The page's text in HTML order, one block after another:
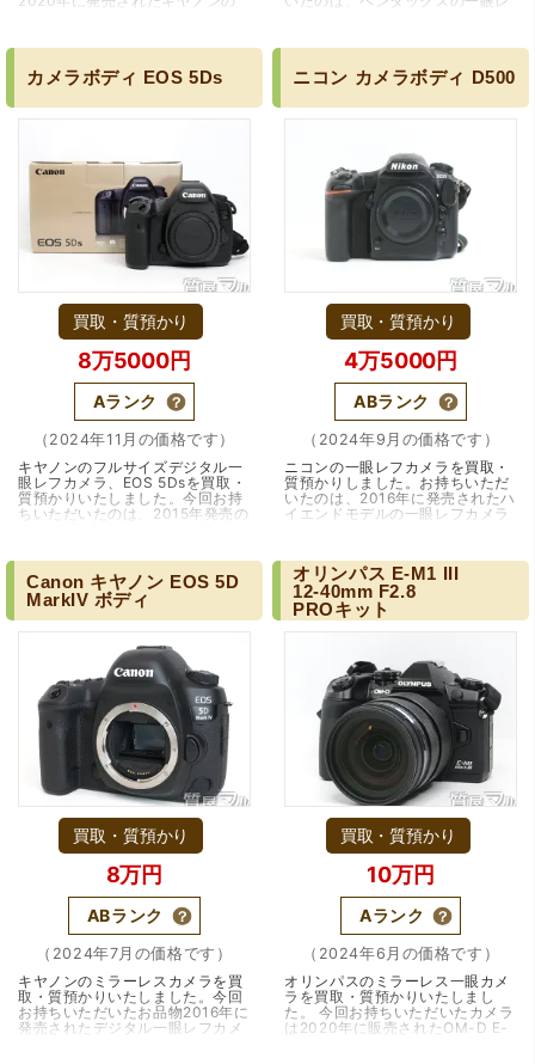
発売された「EOS Ki…（兵庫・伊
です。PENTAX KFは…（大阪・池
カメラボディ EOS 5Ds
買取・質預かり
8万5000円
Aランク
（2024年11月の価格です）
キヤノンのフルサイズデジタル一
眼レフカメラ、EOS 5Dsを買取・
質預かりいたしました。今回お持
ちいただいたのは、2015年発売の
高いモデルで…（大阪・箕面市）
ニコン カメラボディ D500
買取・質預かり
4万5000円
ABランク
（2024年9月の価格です）
ニコンの一眼レフカメラを買取・
質預かりしました。お持ちいただ
いたのは、2016年に発売されたハ
イエンドモデルの一眼レフカメラ
ュア上級者…（兵庫・宝塚・逆瀬
川）
Canon キヤノン EOS 5D
MarkIV ボディ
買取・質預かり
8万円
ABランク
（2024年7月の価格です）
キヤノンのミラーレスカメラを買
取・質預かりいたしました。今回
お持ちいただいたお品物2016年に
発売されたデジタル一眼レフカメ
オリンパス E-M1 III
12-40mm F2.8
PROキット
買取・質預かり
10万円
Aランク
（2024年6月の価格です）
オリンパスのミラーレス一眼カメ
ラを買取・質預かりいたしまし
た。 今回お持ちいただいたカメラ
は2020年に販売されたOM-D E-